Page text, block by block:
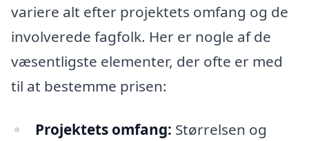
variere alt efter projektets omfang og de
involverede fagfolk. Her er nogle af de
væsentligste elementer, der ofte er med
til at bestemme prisen:
Projektets omfang: Størrelsen og